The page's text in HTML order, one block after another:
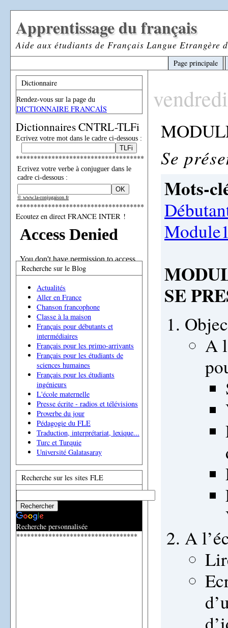
Apprentissage du français
Aide aux étudiants de Français Langue Etrangère
Page principale
Dictionnaire
Rendez-vous sur la page du
DICTIONNAIRE FRANCAİS
Dictionnaires CNTRL-TLFi
Ecrivez votre mot dans le cadre ci-dessous :
************************************
Ecrivez votre verbe à conjuguer dans le
cadre ci-dessous :
© www.la-conjugaison.fr
************************************
Ecoutez en direct FRANCE INTER !
Recherche sur le Blog
Actualités
Aller en France
Chanson francophone
Classe à la maison
Français pour débutants et
intermédiaires
Français pour les primo-arrivants
Français pour les étudiants de
sciences humaines
Français pour les étudiants
ingénieurs
L'école maternelle
Presse écrite - radios et télévisions
Proverbe du jour
Pédagogie du FLE
Traduction, interprétariat, lexique...
Turc et Turquie
Université Galatasaray
Recherche sur les sites FLE
Recherche personnalisée
**********************************
vendredi
Se
Mots-
SE
A
A